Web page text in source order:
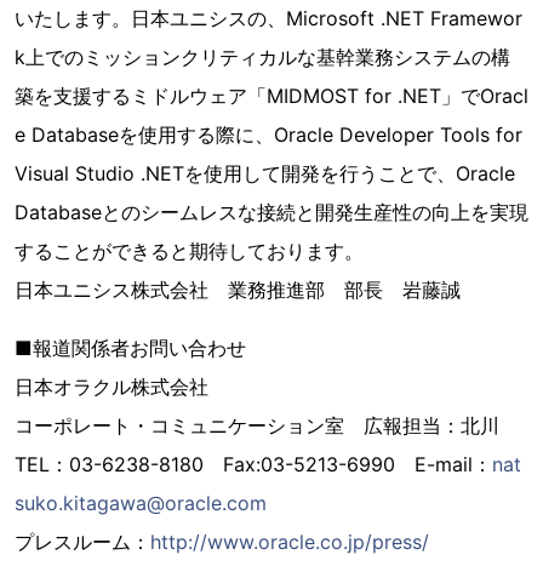
いたします。日本ユニシスの、Microsoft .NET Framewor
k上でのミッションクリティカルな基幹業務システムの構
築を支援するミドルウェア「MIDMOST for .NET」でOracl
e Databaseを使用する際に、Oracle Developer Tools for
Visual Studio .NETを使用して開発を行うことで、Oracle
Databaseとのシームレスな接続と開発生産性の向上を実現
することができると期待しております。
日本ユニシス株式会社 業務推進部 部長 岩藤誠
■報道関係者お問い合わせ
日本オラクル株式会社
コーポレート・コミュニケーション室 広報担当：北川
TEL：03-6238-8180 Fax:03-5213-6990 E-mail： nat
suko.kitagawa@oracle.com
プレスルーム： http://www.oracle.co.jp/press/